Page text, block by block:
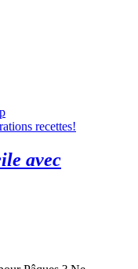
recettes!
avec